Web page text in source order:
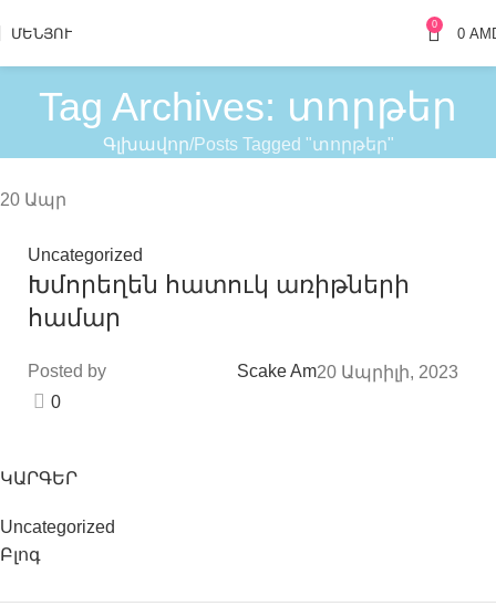
ՄԵՆՅՈՒ
0
0
Tag Archives: տորթեր
Գլխավոր Posts Tagged "տորթեր"
20 Ապր
Uncategorized
Խմորեղեն հատուկ առիթների
համար
Posted by Scake Am20 Ապրիլի, 2023
0
ԿԱՐԳԵՐ
Uncategorized
Բլոգ